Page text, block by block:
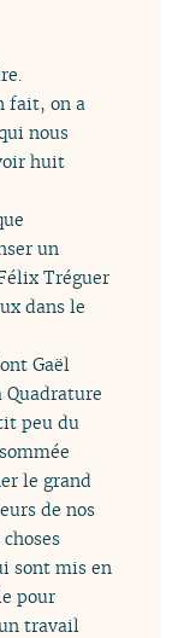
fait, on a
nous
huit
un
Tréguer
dans le
Gaël
peu du
le grand
de nos
sont mis en
pour
travail